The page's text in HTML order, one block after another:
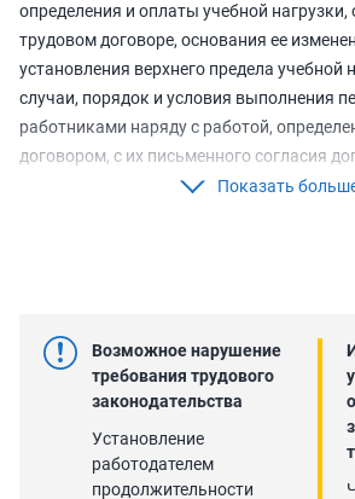
определения и оплаты учебной
трудовом договоре, основания ее
установления верхнего предела учебной
случаи, порядок и условия выполнения
работниками наряду с работой,
договором, с их письменного согласия
работы, в том числе условия ее оплаты,
преподавательскому составу, и
исполнительной власти,
нормативно-правовому регулированию в
образования, в отношении иных
Показать
Возможное нарушение
требования трудового
законодательства
Установление
работодателем
продолжительности